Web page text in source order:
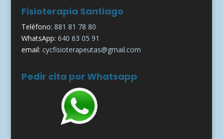
Fisioterapia Santiago
Teléfono: 881 81 78 80
WhatsApp: 640 63 05 91
email: cycfisioterapeutas@gmail.com
Pedir cita por Whatsapp